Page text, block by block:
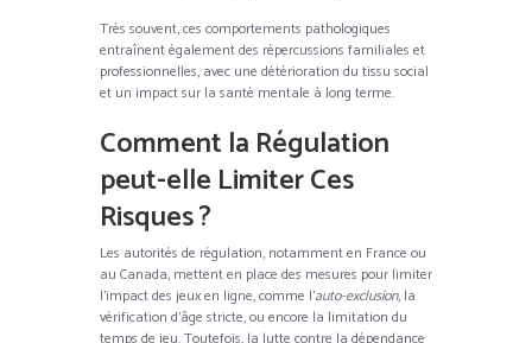
Très souvent, ces comportements pathologiques
entraînent également des répercussions familiales et
professionnelles, avec une détérioration du tissu social
et un impact sur la santé mentale à long terme.
Comment la Régulation
peut-elle Limiter Ces
Risques ?
Les autorités de régulation, notamment en France ou
au Canada, mettent en place des mesures pour limiter
l’impact des jeux en ligne, comme l’auto-exclusion, la
vérification d’âge stricte, ou encore la limitation du